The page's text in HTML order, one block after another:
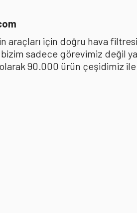
için doğru hava
sadece görevimiz değil
90.000 ürün çeşidimiz ile